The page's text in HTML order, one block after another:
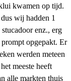
kwamen op tijd.
wij hadden 1
enz., erg
opgepakt. Er
werden meteen
meeste heeft
alle markten thuis